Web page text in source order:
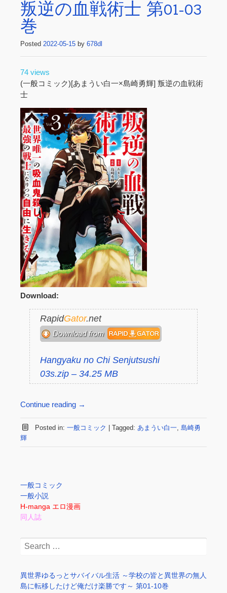
叛逆の血戦術士 第01-03
巻
Posted 2022-05-15 by 678dl
74 views
(一般コミック)[あまうい白一×島崎勇輝] 叛逆の血戦術
士
Download:
RapidGator.net
Hangyaku no Chi Senjutsushi
03s.zip – 34.25 MB
Continue reading →
Posted in: 一般コミック Tagged: あまうい白一, 島崎勇
輝
一般コミック
一般小説
H-manga エロ漫画
同人誌
Search
異世界ゆるっとサバイバル生活 ～学校の皆と異世界の無人
島に転移したけど俺だけ楽勝です～ 第01-10巻